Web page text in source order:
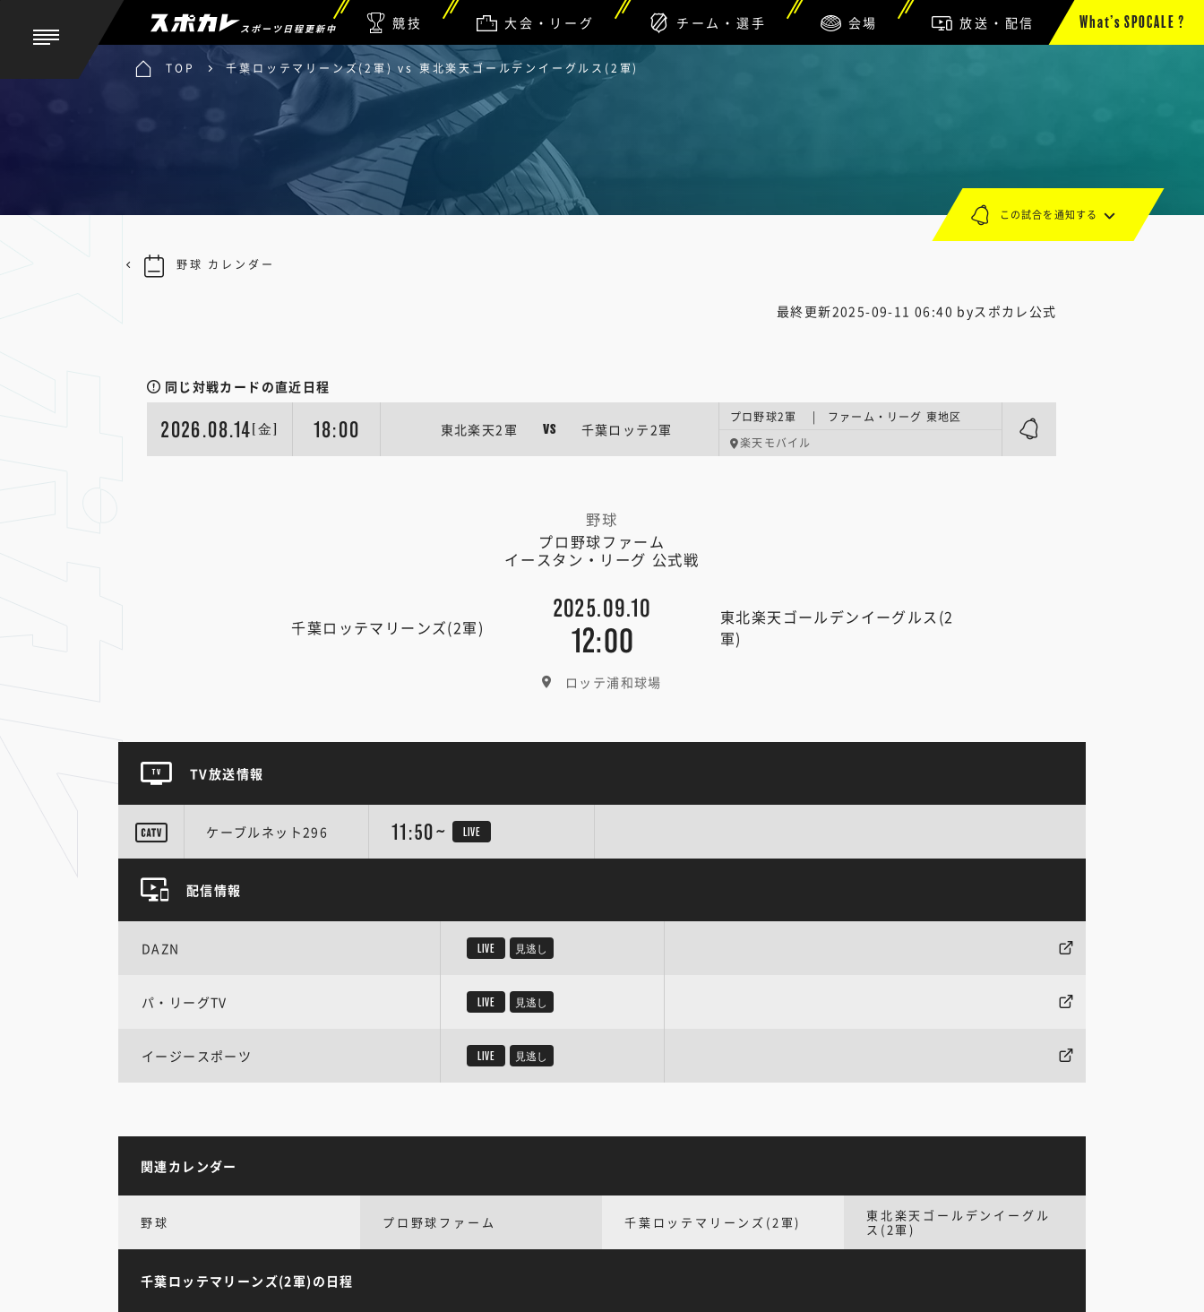
スポーツ日程更新中 競技 大会・リーグ チーム・選手 会場 放送・配信 What’s SPOCALE ?
TOP 千葉ロッテマリーンズ(2軍) vs 東北楽天ゴールデンイーグルス(2軍)
最終更新2025-09-11 06:40 byスポカレ公式
同じ対戦カードの直近日程
2026.08.14 [金] 18:00 東北楽天2軍 VS 千葉ロッテ2軍
プロ野球2軍 | ファーム・リーグ 東地区
楽天モバイル
野球
プロ野球ファーム
イースタン・リーグ 公式戦
千葉ロッテマリーンズ(2軍)
2025.09.10
12:00
東北楽天ゴールデンイーグルス(2
軍)
ロッテ浦和球場
この試合を通知する
野球 カレンダー
TV放送情報
ケーブルネット296 11:50~ LIVE
配信情報
DAZN LIVE 見逃し
パ・リーグTV LIVE 見逃し
イージースポーツ LIVE 見逃し
関連カレンダー
野球 プロ野球ファーム 千葉ロッテマリーンズ(2軍)
東北楽天ゴールデンイーグル
ス(2軍)
千葉ロッテマリーンズ(2軍)の日程